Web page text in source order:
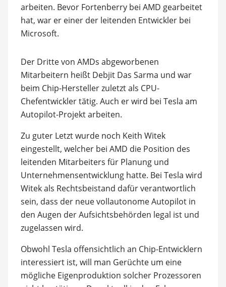
arbeiten. Bevor Fortenberry bei AMD gearbeitet
hat, war er einer der leitenden Entwickler bei
Microsoft.
Der Dritte von AMDs abgeworbenen
Mitarbeitern heißt Debjit Das Sarma und war
beim Chip-Hersteller zuletzt als CPU-
Chefentwickler tätig. Auch er wird bei Tesla am
Autopilot-Projekt arbeiten.
Zu guter Letzt wurde noch Keith Witek
eingestellt, welcher bei AMD die Position des
leitenden Mitarbeiters für Planung und
Unternehmensentwicklung hatte. Bei Tesla wird
Witek als Rechtsbeistand dafür verantwortlich
sein, dass der neue vollautonome Autopilot in
den Augen der Aufsichtsbehörden legal ist und
zugelassen wird.
Obwohl Tesla offensichtlich an Chip-Entwicklern
interessiert ist, will man Gerüchte um eine
mögliche Eigenproduktion solcher Prozessoren